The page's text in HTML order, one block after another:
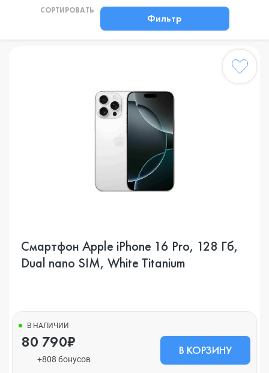
СОРТИРОВАТЬ
Фильтр
Смартфон Apple iPhone 16 Pro, 128 Гб,
Dual nano SIM, White Titanium
В НАЛИЧИИ
80 790₽
+808 бонусов
В КОРЗИНУ